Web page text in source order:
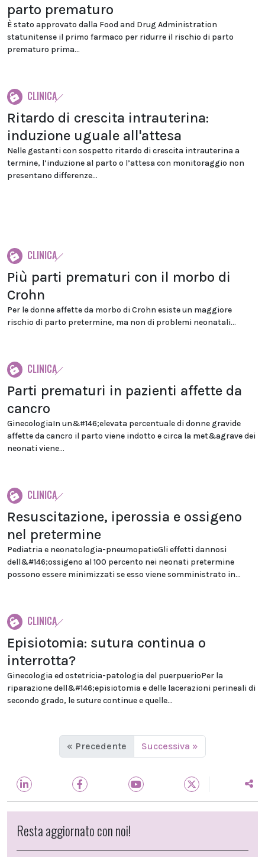
parto prematuro
È stato approvato dalla Food and Drug Administration
statunitense il primo farmaco per ridurre il rischio di parto
prematuro prima...
CLINICA
Ritardo di crescita intrauterina:
induzione uguale all'attesa
Nelle gestanti con sospetto ritardo di crescita intrauterina a
termine, l’induzione al parto o l’attesa con monitoraggio non
presentano differenze...
CLINICA
Più parti prematuri con il morbo di
Crohn
Per le donne affette da morbo di Crohn esiste un maggiore
rischio di parto pretermine, ma non di problemi neonatali...
CLINICA
Parti prematuri in pazienti affette da
cancro
GinecologiaIn un&#146;elevata percentuale di donne gravide
affette da cancro il parto viene indotto e circa la met&agrave dei
neonati viene...
CLINICA
Resuscitazione, iperossia e ossigeno
nel pretermine
Pediatria e neonatologia-pneumopatieGli effetti dannosi
dell&#146;ossigeno al 100 percento nei neonati pretermine
possono essere minimizzati se esso viene somministrato in...
CLINICA
Episiotomia: sutura continua o
interrotta?
Ginecologia ed ostetricia-patologia del puerpuerioPer la
riparazione dell&#146;episiotomia e delle lacerazioni perineali di
secondo grado, le suture continue e quelle...
« Precedente Successiva »
Resta aggiornato con noi!